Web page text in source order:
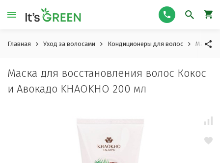
Главная Уход за волосами Кондиционеры для волос Маска
Маска для восстановления волос Кокос
и Авокадо KHAOKHO 200 мл